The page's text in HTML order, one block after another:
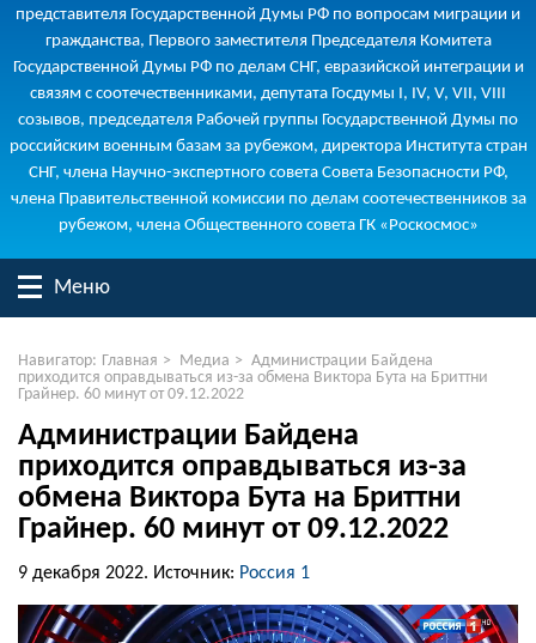
представителя Государственной Думы РФ по вопросам миграции и
гражданства, Первого заместителя Председателя Комитета
Государственной Думы РФ по делам СНГ, евразийской интеграции и
связям с соотечественниками, депутата Госдумы I, IV, V, VII, VIII
созывов, председателя Рабочей группы Государственной Думы по
российским военным базам за рубежом, директора Института стран
СНГ, члена Научно-экспертного совета Совета Безопасности РФ,
члена Правительственной комиссии по делам соотечественников за
рубежом, члена Общественного совета ГК «Роскосмос»
Меню
Навигатор: Главная > Медиа > Администрации Байдена
приходится оправдываться из-за обмена Виктора Бута на Бриттни
Грайнер. 60 минут от 09.12.2022
Администрации Байдена
приходится оправдываться из-за
обмена Виктора Бута на Бриттни
Грайнер. 60 минут от 09.12.2022
9 декабря 2022. Источник: Россия 1